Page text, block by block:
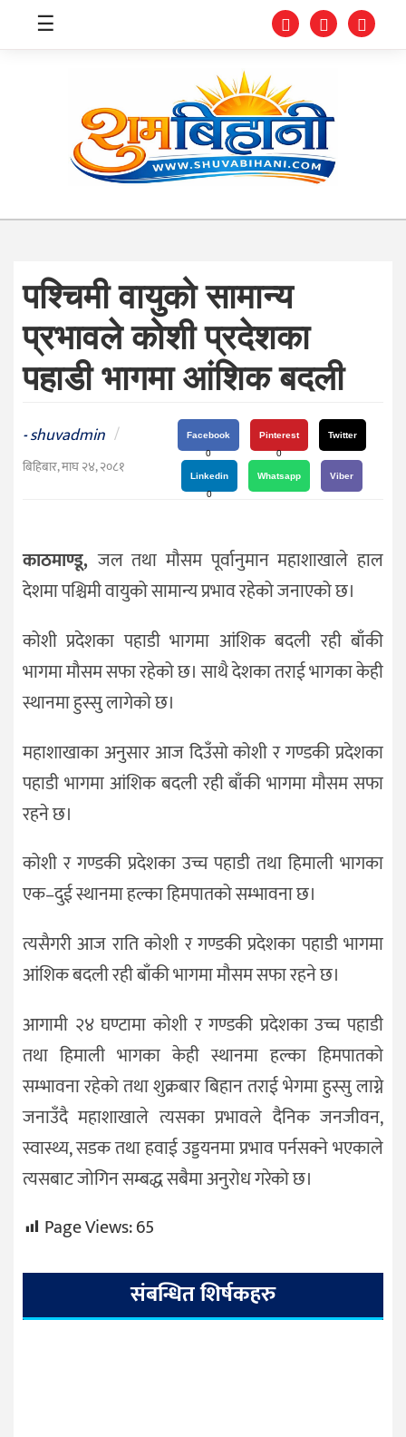
स्वास्थ्य
शिक्षा
संघीय
प्रविधि
जीवनशैली
दर्शन
/
संस्कृति
राजनीति
☰
पश्चिमी वायुको सामान्य
प्रभावले कोशी प्रदेशका
पहाडी भागमा आंशिक बदली
-shuvadmin /
बिहिबार, माघ २४, २०८१
Facebook
0
Pinterest
0
Twitter
Linkedin
0
Whatsapp Viber
काठमाण्डू,जल तथा मौसम पूर्वानुमान महाशाखाले हाल
देशमा पश्चिमी वायुको सामान्य प्रभाव रहेको जनाएको छ।
कोशी प्रदेशका पहाडी भागमा आंशिक बदली रही बाँकी
भागमा मौसम सफा रहेको छ। साथै देशका तराई भागका केही
स्थानमा हुस्सु लागेको छ।
महाशाखाका अनुसार आज दिउँसो कोशी र गण्डकी प्रदेशका
पहाडी भागमा आंशिक बदली रही बाँकी भागमा मौसम सफा
रहने छ।
कोशी र गण्डकी प्रदेशका उच्च पहाडी तथा हिमाली भागका
एक–दुई स्थानमा हल्का हिमपातको सम्भावना छ।
त्यसैगरी आज राति कोशी र गण्डकी प्रदेशका पहाडी भागमा
आंशिक बदली रही बाँकी भागमा मौसम सफा रहने छ।
आगामी २४ घण्टामा कोशी र गण्डकी प्रदेशका उच्च पहाडी
तथा हिमाली भागका केही स्थानमा हल्का हिमपातको
सम्भावना रहेको तथा शुक्रबार बिहान तराई भेगमा हुस्सु लाग्ने
जनाउँदै महाशाखाले त्यसका प्रभावले दैनिक जनजीवन,
स्वास्थ्य, सडक तथा हवाई उड्डयनमा प्रभाव पर्नसक्ने भएकाले
त्यसबाट जोगिन सम्बद्ध सबैमा अनुरोध गरेको छ।
Page Views:65
संबन्धित शिर्षकहरु